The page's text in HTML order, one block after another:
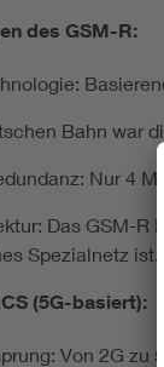
des GSM-R:
Bahn war
Nur 4
Das GSM-R
Spezialnetz
(5G-basiert):
Von 2G zu